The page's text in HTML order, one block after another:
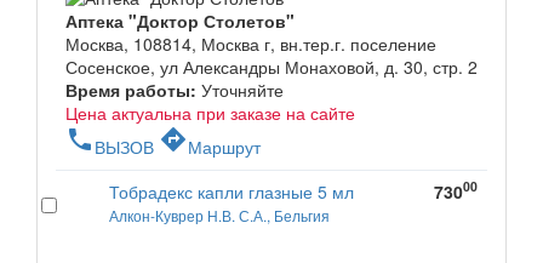
Аптека "Доктор Столетов"
Москва, 108814, Москва г, вн.тер.г. поселение
Сосенское, ул Александры Монаховой, д. 30, стр. 2
Время работы: Уточняйте
Цена актуальна при заказе на сайте
phone ВЫЗОВ directionsМаршрут
Тобрадекс капли глазные 5 мл
Алкон-Куврер Н.В. С.А., Бельгия
73000